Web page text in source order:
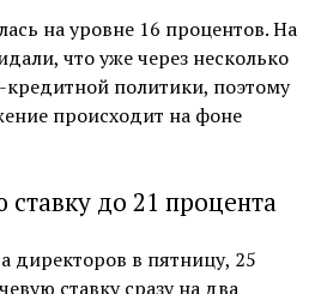
на уровне 16 процентов. На
что уже через несколько
политики, поэтому
происходит на фоне
до 21 процента
директоров в пятницу, 25
ставку сразу на два